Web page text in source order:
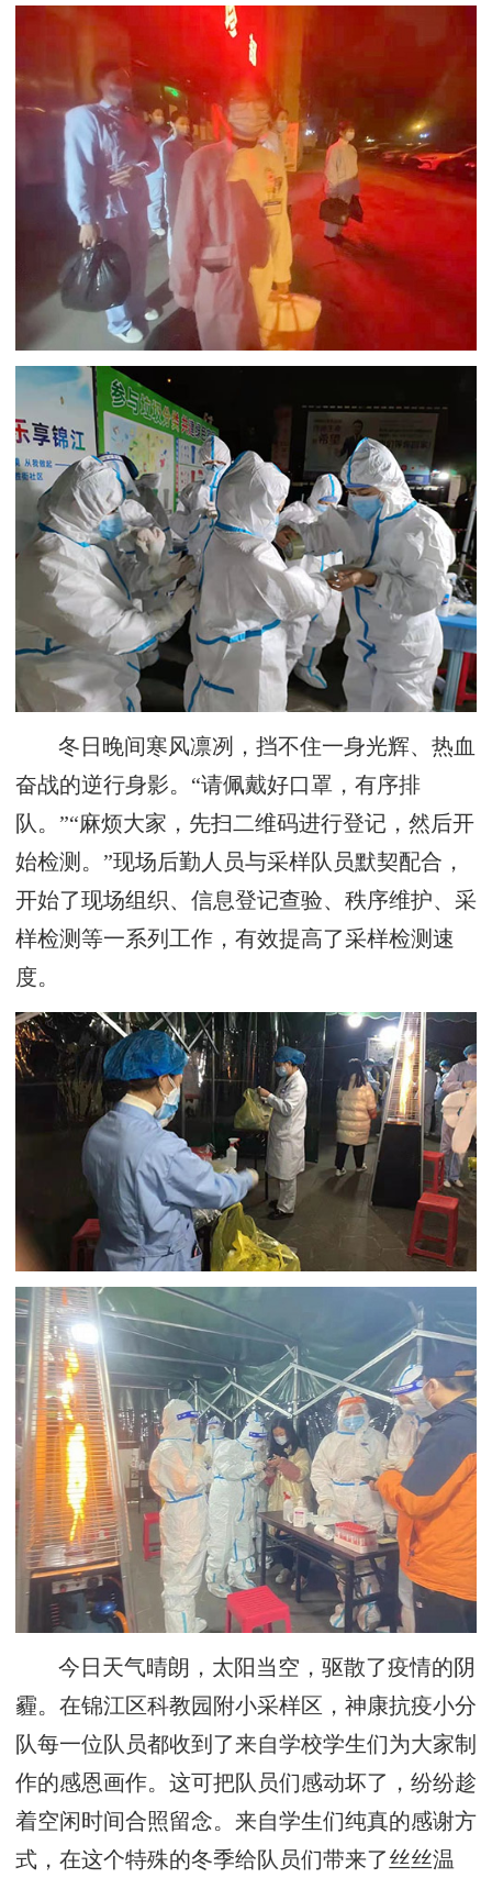
冬日晚间寒风凛冽，挡不住一身光辉、热血
奋战的逆行身影。“请佩戴好口罩，有序排
队。”“麻烦大家，先扫二维码进行登记，然后开
始检测。”现场后勤人员与采样队员默契配合，
开始了现场组织、信息登记查验、秩序维护、采
样检测等一系列工作，有效提高了采样检测速
度。
今日天气晴朗，太阳当空，驱散了疫情的阴
霾。在锦江区科教园附小采样区，神康抗疫小分
队每一位队员都收到了来自学校学生们为大家制
作的感恩画作。这可把队员们感动坏了，纷纷趁
着空闲时间合照留念。来自学生们纯真的感谢方
式，在这个特殊的冬季给队员们带来了丝丝温